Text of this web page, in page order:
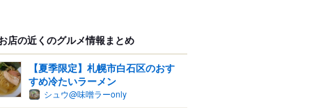
店の近くのグルメ情報まとめ
【夏季限定】札幌市白石区のおす
すめ冷たいラーメン
シュウ@味噌ラーonly